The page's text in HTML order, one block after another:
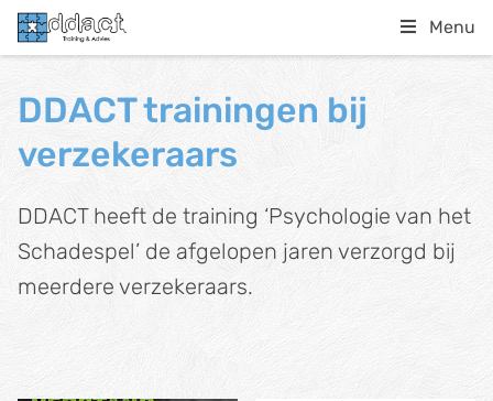
Menu
DDACT trainingen bij
verzekeraars
DDACT heeft de training ‘Psychologie van het
Schadespel’ de afgelopen jaren verzorgd bij
meerdere verzekeraars.